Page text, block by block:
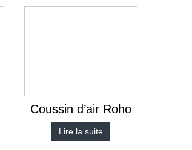
Coussin d’air Roho
Lire la suite